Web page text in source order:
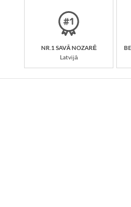
NR.1 SAVĀ NOZARĒ
Latvijā